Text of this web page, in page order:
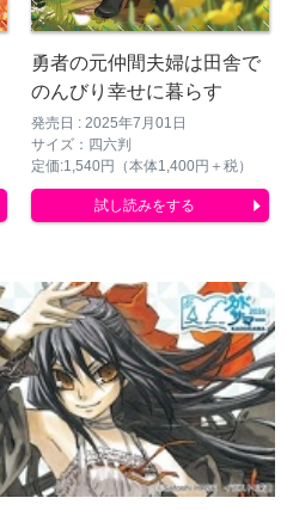
勇者の元仲間夫婦は田舎で
のんびり幸せに暮らす
発売日 : 2025年7月01日
サイズ：四六判
定価:1,540円（本体1,400円＋税）
試し読みをする